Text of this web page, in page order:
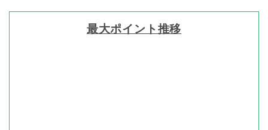
最大ポイント推移